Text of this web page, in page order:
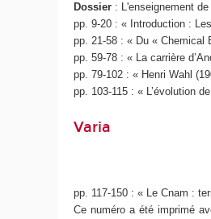
Dossier : L'enseignement
pp. 9-20 : « Introduction :
pp. 21-58 : « Du « Chemical
pp. 59-78 : « La carrière
pp. 79-102 : « Henri Wahl
pp. 103-115 : « L’évolution
Varia
pp. 117-150 : « Le Cnam :
Ce numéro a été imprimé